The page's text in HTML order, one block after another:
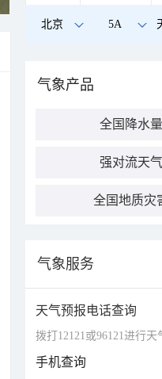
北京 5A
气象产品
全国降水
强对流天
全国地质灾
气象服务
天气预报电话查询
拨打12121或96121进行天
手机查询